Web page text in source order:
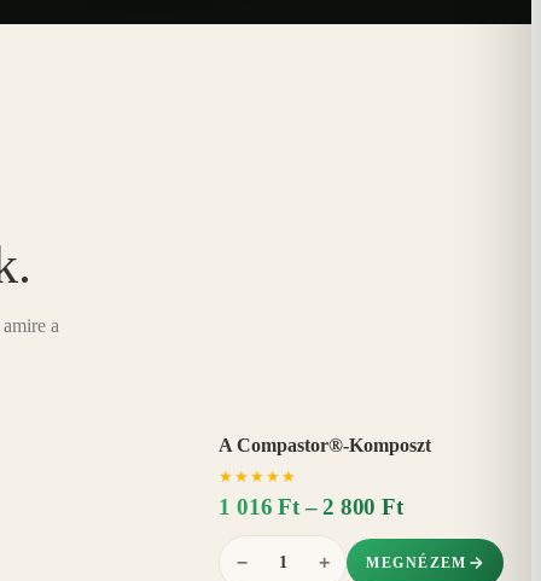
a
A Compastor®-Komposzt
★ ★ ★ ★ ★
1 016 Ft – 2 800 Ft
− + MEGNÉZEM